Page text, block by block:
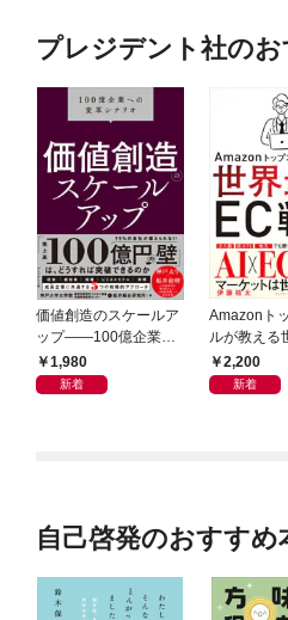
プレジデント社の
価値創造のスケールア
ップ――100億企業へ
の変革シナリオ
1,980
新着
Amazonト
ルが教える
EC戦略
2,200
新着
自己啓発のおすすめ